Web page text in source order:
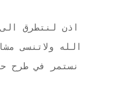
اذن لنتطرق
الله ولاتنسى
نستمر في طرح